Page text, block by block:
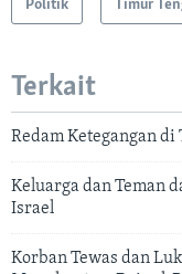
Politik Timur
Terkait
Redam Ketegangan
Keluarga dan Teman
Israel
Korban Tewas dan